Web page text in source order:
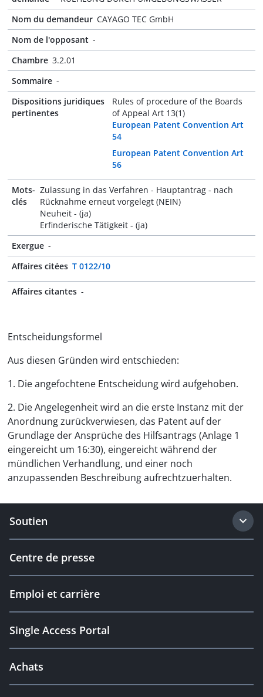
Nom du demandeur CAYAGO TEC GmbH
Nom de l'opposant -
Chambre 3.2.01
Sommaire -
Dispositions juridiques
pertinentes
Rules of procedure of the Boards
of Appeal Art 13(1)
European Patent Convention Art
54
European Patent Convention Art
56
Mots-
clés
Zulassung in das Verfahren - Hauptantrag - nach
Rücknahme erneut vorgelegt (NEIN)
Neuheit - (ja)
Erfinderische Tätigkeit - (ja)
Exergue -
Affaires citées T 0122/10
Affaires citantes -
Entscheidungsformel
Aus diesen Gründen wird entschieden:
1. Die angefochtene Entscheidung wird aufgehoben.
2. Die Angelegenheit wird an die erste Instanz mit der
Anordnung zurückverwiesen, das Patent auf der
Grundlage der Ansprüche des Hilfsantrags (Anlage 1
eingereicht um 16:30), eingereicht während der
mündlichen Verhandlung, und einer noch
anzupassenden Beschreibung aufrechtzuerhalten.
Soutien
Centre de presse
Emploi et carrière
Single Access Portal
Achats